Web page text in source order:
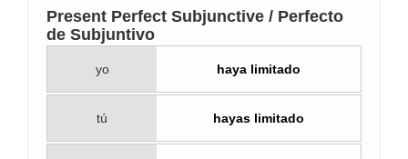
Present Perfect Subjunctive / Perfecto
de Subjuntivo
yo haya limitado
tú hayas limitado